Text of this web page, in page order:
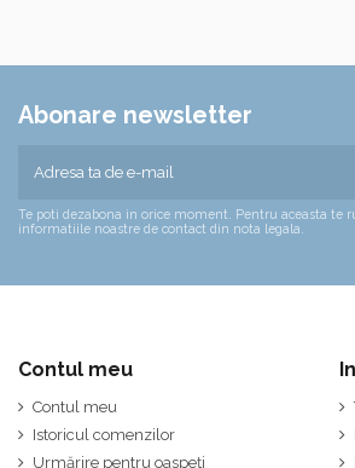
Abonare newsletter
Te poti dezabona in orice moment. Pentru aceasta te
informatiile noastre de contact din nota legala.
Contul meu
Contul meu
Istoricul comenzilor
Urmărire pentru oaspeți